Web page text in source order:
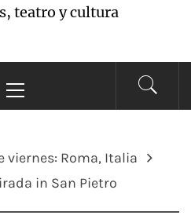
teatro y cultura
principal
viernes: Roma, Italia
in San Pietro